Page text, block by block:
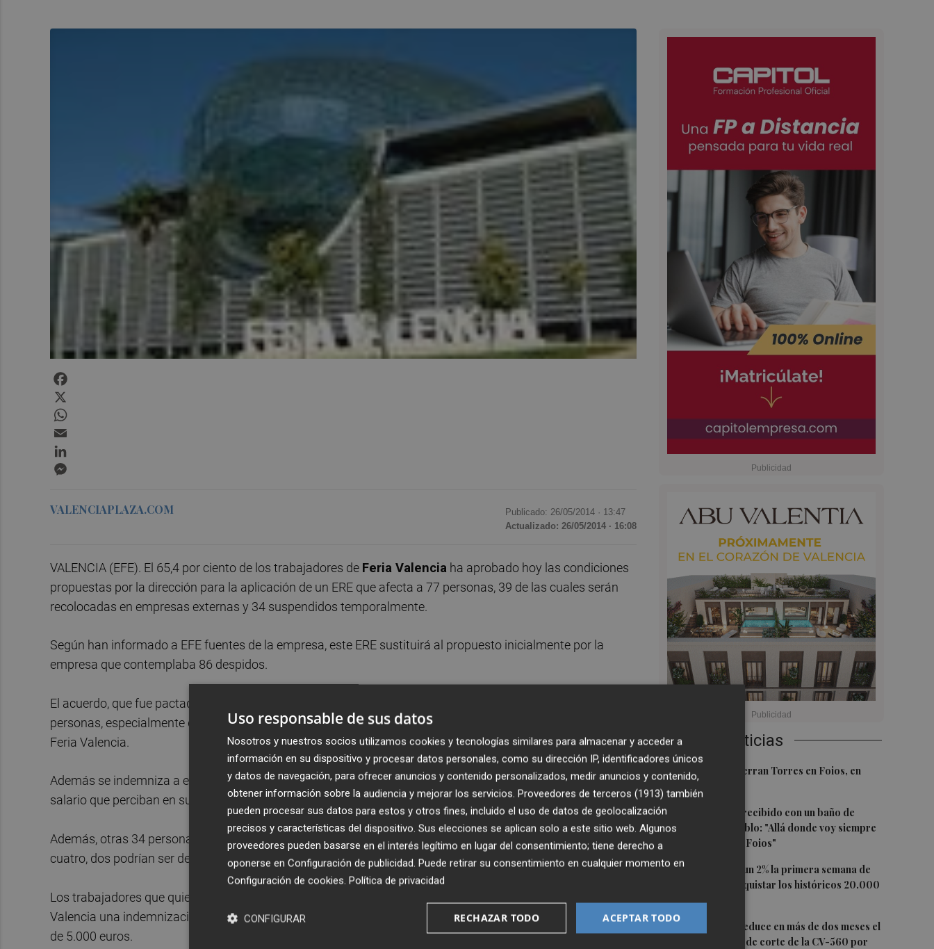
Últimas Noticias
1El homenaje a Ferran Torres en Foios, en
imágenes
2
Ferran Torres, recibido con un baño de
masas en su pueblo: "Allá donde voy siempre
digo que soy de Foios"
3 El Ibex 35 sube un 2% la primera semana de
agosto tras conquistar los históricos 20.000
puntos
4 La Diputación reduce en más de dos meses el
tiempo previsto de corte de la CV-560 por
VALENCIAPLAZA.COM Publicado: 26/05/2014 · 13:47
Actualizado: 26/05/2014 · 16:08
VALENCIA (EFE). El 65,4 por ciento de los trabajadores de Feria Valencia ha aprobado hoy las condiciones
propuestas por la dirección para la aplicación de un ERE que afecta a 77 personas, 39 de las cuales serán
recolocadas en empresas externas y 34 suspendidos temporalmente.
Según han informado a EFE fuentes de la empresa, este ERE sustituirá al propuesto inicialmente por la
empresa que contemplaba 86 despidos.
El acuerdo, que fue pactado ya con algunos representantes sindicales el pasado jueves, contempla que 39
personas, especialmente del área técnica, pasen a ser contratadas por una empresa subcontratada por
Feria Valencia.
Además se indemniza a estos empleados con entre 3.000 y 10.000 euros y un incremento del 15 % del
salario que perciban en su nueva empresa.
Además, otras 34 personas serán suspendidas temporalmente de empleo durante 9 meses y de las otras
cuatro, dos podrían ser despedidas.
Los trabajadores que quieran acogerse al despido voluntario, según el preacuerdo, percibirán de Feria
Valencia una indemnización en base a 22 días por año trabajado, con un límite de 14 meses, más una prima
de 5.000 euros.
Uso responsable de sus datos
Nosotros y nuestros socios utilizamos cookies y tecnologías similares para almacenar y acceder a
información en su dispositivo y procesar datos personales, como su dirección IP, identificadores únicos
y datos de navegación, para ofrecer anuncios y contenido personalizados, medir anuncios y contenido,
obtener información sobre la audiencia y mejorar los servicios. Proveedores de terceros (1913) también
pueden procesar sus datos para estos y otros fines, incluido el uso de datos de geolocalización
precisos y características del dispositivo. Sus elecciones se aplican solo a este sitio web. Algunos
proveedores pueden basarse en el interés legítimo en lugar del consentimiento; tiene derecho a
oponerse en Configuración de publicidad. Puede retirar su consentimiento en cualquier momento en
Configuración de cookies. Política de privacidad
ACEPTAR TODO
RECHAZAR TODO
CONFIGURAR